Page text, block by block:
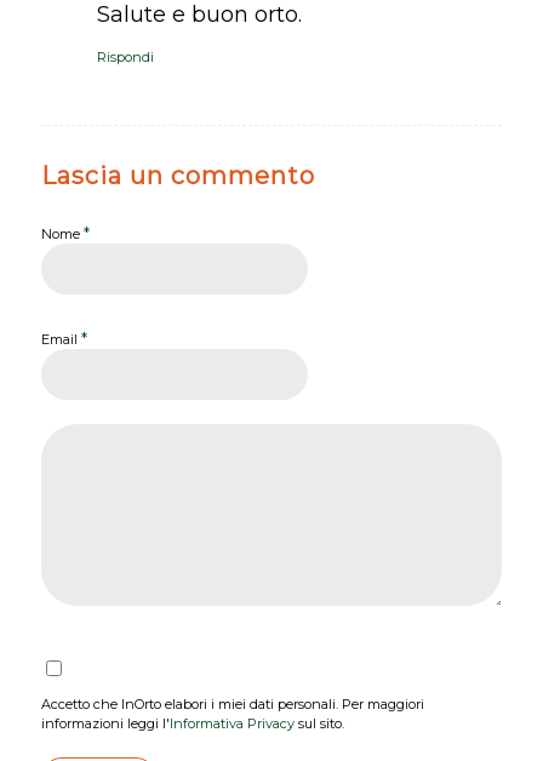
Salute e buon orto.
Rispondi
Lascia un commento
Nome *
Email *
Accetto che InOrto elabori i miei dati personali. Per maggiori
informazioni leggi l'Informativa Privacysul sito.